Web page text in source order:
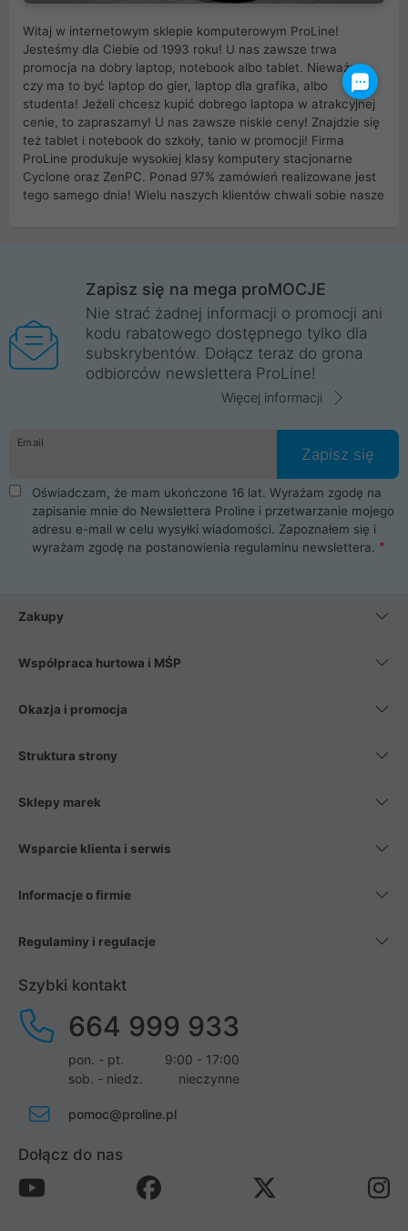
Witaj w internetowym sklepie komputerowym ProLine!
Jesteśmy dla Ciebie od 1993 roku! U nas zawsze trwa
promocja na dobry laptop, notebook albo tablet. Nieważne
czy ma to być laptop do gier, laptop dla grafika, albo
studenta! Jeżeli chcesz kupić dobrego laptopa w atrakcyjnej
cenie, to zapraszamy! U nas zawsze niskie ceny! Znajdzie się
też tablet i notebook do szkoły, tanio w promocji! Firma
ProLine produkuje wysokiej klasy komputery stacjonarne
Cyclone oraz ZenPC. Ponad 97% zamówień realizowane jest
tego samego dnia! Wielu naszych klientów chwali sobie nasze
Wrocław, Poznań, Legnica, Katowice, Gliwice, Kalisz, Bytom,
Trzebnica, Opole. Szybka i profesjonalna obsługa!
ProLine to polska firma ze 100% polskim kapitałem. Działamy
legalnie i płacimy podatki w naszym kraju! Posiadamy siedzibę
główną w Mirkowie oraz salony na terenie kraju. Cała
komunikacja ze sklepem komputerowym ProLine jest
danych osobowych. Dlatego zakup notebooka albo laptopa w
ProLine to czysta przyjemność i pełne bezpieczeństwo.
Zaopatrzysz się u nas w akcesoria i części komputerowe
takie jak procesory, karty graficzne, płyty główne, pamięci,
dyski SSD, M.2 oraz HDD. Nasi pracownicy pomogą Ci wybrać
najlepszy zasilacz komputerowy oraz obudowę do komputera.
Poza komputerami mamy również najlepsze na rynku
Smartfony takich producentów jak Xiaomi, Apple, Samsung i
wentylatory. Na koniec mając już to wszystko, możesz
Zapisz się na mega proMOCJE
Nie strać żadnej informacji o promocji ani
kodu rabatowego dostępnego tylko dla
subskrybentów. Dołącz teraz do grona
odbiorców newslettera ProLine!
Więcej informacji
Email
Zapisz się
Oświadczam, że mam ukończone 16 lat. Wyrażam zgodę na
zapisanie mnie do Newslettera Proline i przetwarzanie mojego
adresu e-mail w celu wysyłki wiadomości. Zapoznałem się i
wyrażam zgodę na postanowienia regulaminu newslettera.
Zakupy
Współpraca hurtowa i MŚP
Okazja i promocja
Struktura strony
Sklepy marek
Wsparcie klienta i serwis
Informacje o firmie
Regulaminy i regulacje
Szybki kontakt
664 999 933
pon. - pt.
9:00 - 17:00
sob. - niedz.
nieczynne
pomoc@proline.pl
Dołącz do nas